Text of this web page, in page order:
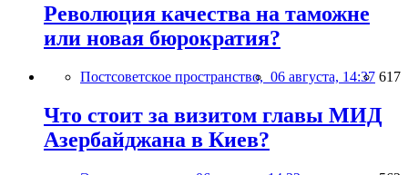
Революция качества на таможне
или новая бюрократия?
Постсоветское пространство, 06 августа, 14:37 617
Что стоит за визитом главы МИД
Азербайджана в Киев?